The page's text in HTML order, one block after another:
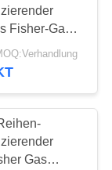
Fisher-Gas-
mit Piloten
Gas